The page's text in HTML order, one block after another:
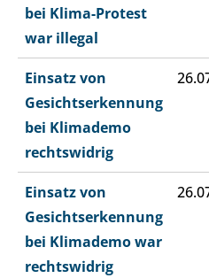
bei Klima-Protest
war illegal
Einsatz von
Gesichtserkennung
bei Klimademo
rechtswidrig
Einsatz von
Gesichtserkennung
bei Klimademo war
rechtswidrig